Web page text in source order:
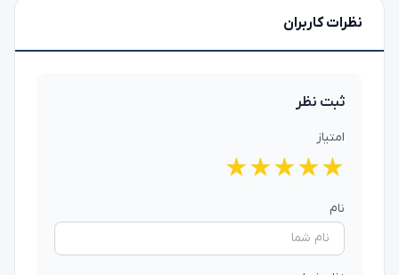
نظرات کاربران
ثبت نظر
امتیاز
★
★
★
★
★
نام